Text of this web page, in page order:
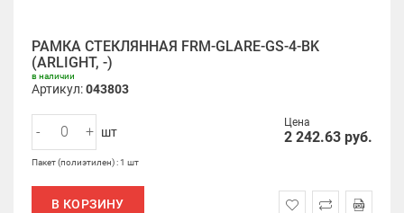
РАМКА СТЕКЛЯННАЯ FRM-GLARE-GS-4-BK
(ARLIGHT, -)
в наличии
Артикул:043803
Цена
2 242.63 руб.
- + шт
Пакет (полиэтилен) : 1 шт
В КОРЗИНУ